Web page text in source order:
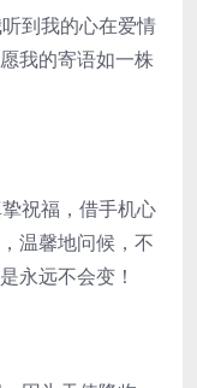
到我的心在爱情
我的寄语如一株
祝福，借手机心
温馨地问候，不
永远不会变！